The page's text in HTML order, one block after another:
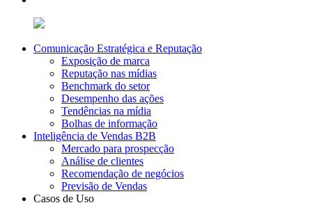
Comunicação Estratégica e Reputação
Exposição de marca
Reputação nas mídias
Benchmark do setor
Desempenho das ações
Tendências na mídia
Bolhas de informação
Inteligência de Vendas B2B
Mercado para prospecção
Análise de clientes
Recomendação de negócios
Previsão de Vendas
Casos de Uso